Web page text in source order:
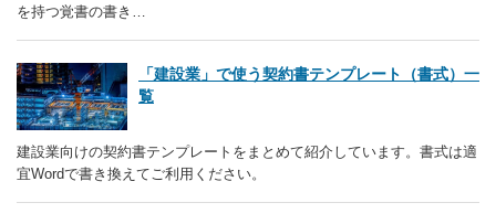
を持つ覚書の書き…
「建設業」で使う契約書テンプレート（書式）一
覧
建設業向けの契約書テンプレートをまとめて紹介しています。書式は適
宜Wordで書き換えてご利用ください。